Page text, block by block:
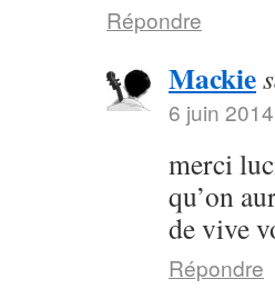
Répondre
Mackie
6 juin
merci
qu’on
de vive
Répondre